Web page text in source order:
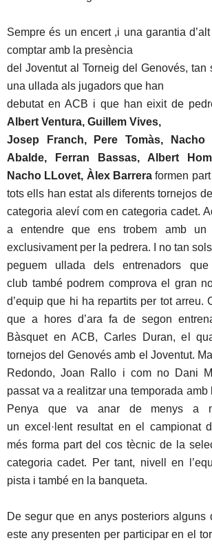
Sempre és un encert ,i una garantia
comptar amb la presència
del Joventut al Torneig del Genovés, tan
una ullada als jugadors que han
debutat en ACB i que han eixit de
Albert Ventura, Guillem Vives,
Josep Franch, Pere Tomàs, Nacho
Abalde, Ferran Bassas, Albert
Nacho LLovet, Àlex Barrera formen
tots ells han estat als diferents tornejos
categoria aleví com en categoria cadet.
a entendre que ens trobem amb un
exclusivament per la pedrera. I no tan
peguem ullada dels entrenadors
club també podrem comprova el gran
d’equip que hi ha repartits per tot arreu.
que a hores d’ara fa de segon
Bàsquet en ACB, Carles Duran, el
tornejos del Genovés amb el Joventut.
Redondo, Joan Rallo i com no Dani
passat va a realitzar una temporada amb
Penya que va anar de menys a
un excel·lent resultat en el campionat
més forma part del cos tècnic de la
categoria cadet. Per tant, nivell en
pista i també en la banqueta.
De segur que en anys posteriors alguns
este any presenten per participar en el